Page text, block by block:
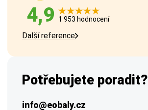
4,9 1 953 hodnocení
Další reference
Potřebujete poradit?
info@eobaly.cz